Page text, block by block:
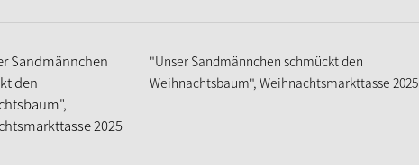
"Unser Sandmännchen schmückt den
Weihnachtsbaum", Weihnachtsmarkttasse 2025